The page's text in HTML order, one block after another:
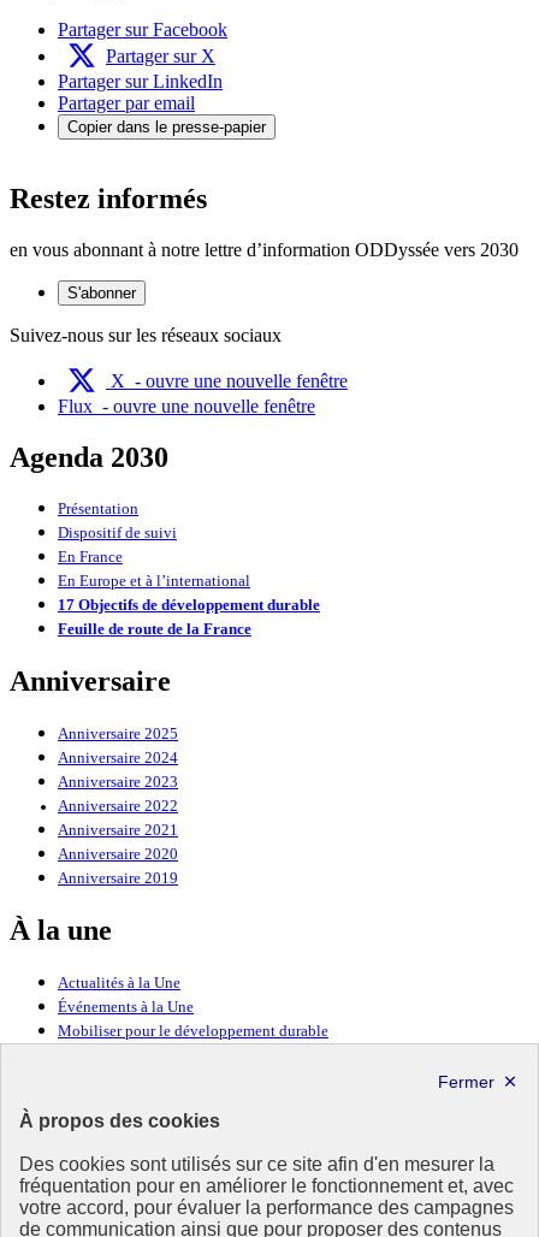
À propos des cookies
Des cookies sont utilisés sur ce site afin d'en mesurer la
fréquentation pour en améliorer le fonctionnement et, avec
votre accord, pour évaluer la performance des campagnes
de communication ainsi que pour proposer des contenus
Partager sur Facebook
Partager sur X
Partager sur LinkedIn
Partager par email
Copier dans le presse-papier
Restez informés
en vous abonnant à notre lettre d’information ODDyssée vers 2030
S'abonner
Suivez-nous sur les réseaux sociaux
X - ouvre une nouvelle fenêtre
Flux - ouvre une nouvelle fenêtre
Agenda 2030
Présentation
Dispositif de suivi
En France
En Europe et à l’international
17 Objectifs de développement durable
Feuille de route de la France
Anniversaire
Anniversaire 2025
Anniversaire 2024
Anniversaire 2023
Anniversaire 2022
Anniversaire 2021
Anniversaire 2020
Anniversaire 2019
À la une
Actualités à la Une
Événements à la Une
Mobiliser pour le développement durable
Ressources
Ressources
La Méth’ODD